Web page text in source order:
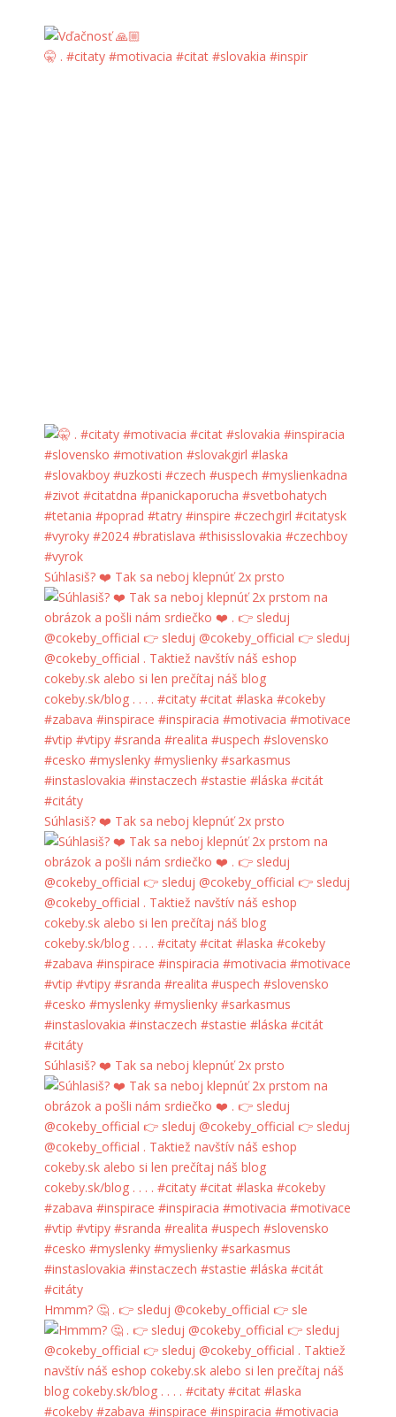
🤫 . #citaty #motivacia #citat #slovakia #inspir
Súhlasiš? ❤️ Tak sa neboj klepnúť 2x prsto
Súhlasiš? ❤️ Tak sa neboj klepnúť 2x prsto
Súhlasiš? ❤️ Tak sa neboj klepnúť 2x prsto
Hmmm? 🤔 . 👉 sleduj @cokeby_official 👉 sle